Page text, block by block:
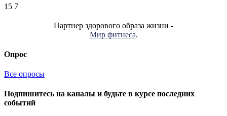
15 7
Партнер здорового образа жизни -
Мир фитнеса.
Опрос
Все опросы
Подпишитесь на каналы и будьте в курсе последних
событий